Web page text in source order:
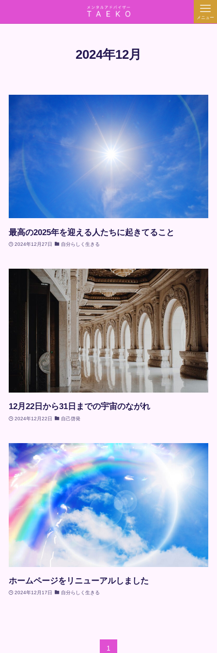
メニュー
2024年12月
最高の2025年を迎える人たちに起きてること
2024年12月27日 自分らしく生きる
12月22日から31日までの宇宙のながれ
2024年12月22日 自己啓発
ホームページをリニューアルしました
2024年12月17日 自分らしく生きる
1